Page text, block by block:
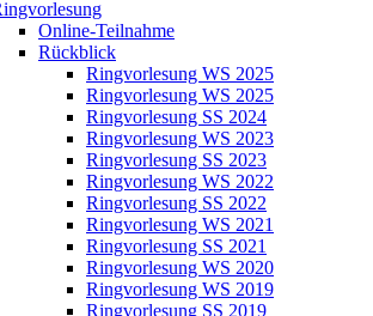
Online-Teilnahme
Rückblick
Ringvorlesung WS 2025
Ringvorlesung WS 2025
Ringvorlesung SS 2024
Ringvorlesung WS 2023
Ringvorlesung SS 2023
Ringvorlesung WS 2022
Ringvorlesung SS 2022
Ringvorlesung WS 2021
Ringvorlesung SS 2021
Ringvorlesung WS 2020
Ringvorlesung WS 2019
Ringvorlesung SS 2019